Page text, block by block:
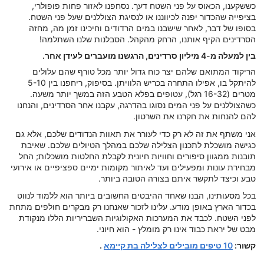
כששקענו, הכאוס על פני השטח דעך. נסחפנו לאזור פחות פופולרי,
בציפייה שהכדור יפנה לכיווננו או לנסיגת הצוללנים שעל פני השטח.
בסופו של דבר, לאחר שישבנו במים הרדודים וחיכינו זמן מה, מחזה
הסרדינים הקיף אותנו, הרחק מהקהל. הסבלנות שלנו השתלמה!
בין למעלה מ-4 מיליון סרדינים, הרגשנו מועברים לעידן אחר.
הריקוד המתואם שלהם יצר כוח גדול יותר מכל טורף שהם עלולים
להיתקל בו, אפילו התחרה בכריש הלוויתן. בסיפוק, ריחפנו בין 5-10
מטרים (16-32 רגל), עטופים בפלא הטבע הזה במשך יותר משעה.
כשהצוללנים על פני המים נסוגו בהדרגה, עקבנו אחר הסרדינים, והנחנו
להם להנחות את חקרנו את השרטון.
אני משתף את זה לא רק כדי לעורר את תאוות הנדודים שלכם, אלא גם
כגישה מושכלת לתכנון הצלילה שלכם במהלך הטיולים שלכם. שאיבת
תובנות ממגוון סיפורים וחוויות חיונית לקבלת החלטות מושכלות; החל
מבחירת עונות ומפעילים ועד לאיתור מקומות ימיים ספציפיים או אירועי
טבע וכיצד לתקשר איתם בצורה הטובה ביותר.
בכל מסעותינו, הבנו שאחד ההיבטים החשובים ביותר הוא ללמוד לנווט
בכדור הארץ באופן מודע. עלינו לזכור שאנחנו רק מבקרים חולפים מתחת
לפני השטח. לכבד את המערכות האקולוגיות השבריריות הללו מנקודת
מבט של יראת כבוד אינו רק מומלץ - הוא חיוני.
קשור: 10 טיפים מובילים לצלילה בת קיימא
.